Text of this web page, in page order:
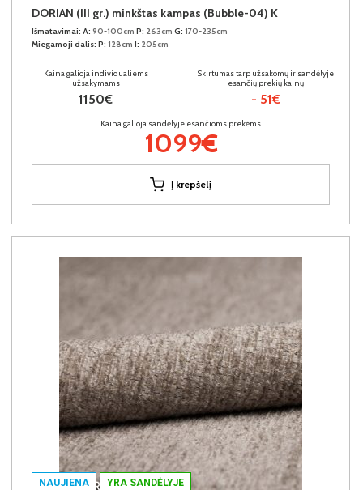
DORIAN (III gr.) minkštas kampas (Bubble-04) K
Išmatavimai: A: 90-100cm P: 263cm G: 170-235cm
Miegamoji dalis: P: 128cm I: 205cm
Kaina galioja individualiems
užsakymams
1150€
Skirtumas tarp užsakomų ir sandėlyje
esančių prekių kainų
- 51€
Kaina galioja sandėlyje esančioms prekėms
1099€
Į krepšelį
NAUJIENA YRA SANDĖLYJE